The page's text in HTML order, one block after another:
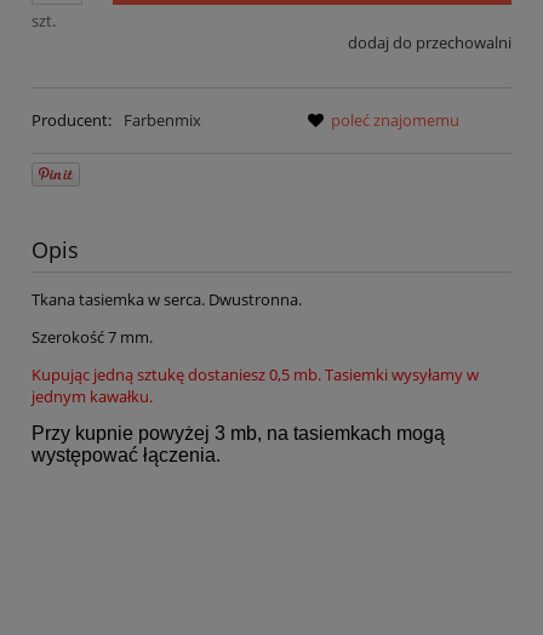
szt.
dodaj do przechowalni
Producent: Farbenmix poleć znajomemu
Opis
Tkana tasiemka w serca. Dwustronna.
Szerokość 7 mm.
Kupując jedną sztukę dostaniesz 0,5 mb. Tasiemki wysyłamy w
jednym kawałku.
Przy kupnie powyżej 3 mb, na tasiemkach mogą
występować łączenia.